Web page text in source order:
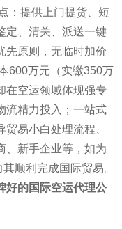
：提供上门提货、短
定、清关、派送一键
先原则，无临时加价
600万元（实缴350万
在空运领域体现强专
流精力投入；一站式
易小白处理流程、
、新手企业等，如为
顺利完成国际贸易。
好的国际空运代理公